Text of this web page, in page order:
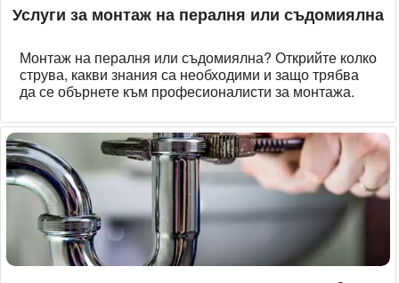
Услуги за монтаж на пералня или съдомиялна
Монтаж на пералня или съдомиялна? Открийте колко
струва, какви знания са необходими и защо трябва
да се обърнете към професионалисти за монтажа.